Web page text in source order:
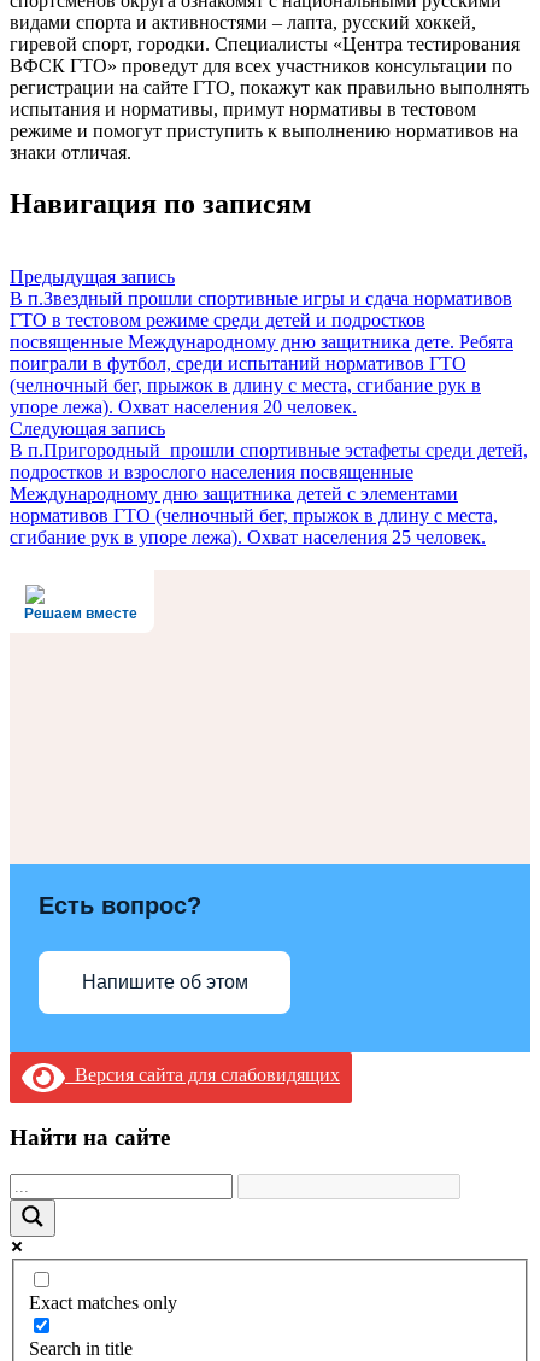
видами спорта и активностями – лапта, русский хоккей,
гиревой спорт, городки. Специалисты «Центра тестирования
ВФСК ГТО» проведут для всех участников консультации по
регистрации на сайте ГТО, покажут как правильно выполнять
испытания и нормативы, примут нормативы в тестовом
режиме и помогут приступить к выполнению нормативов на
знаки отличая.
Навигация по записям
Предыдущая запись
В п.Звездный прошли спортивные игры и сдача нормативов
ГТО в тестовом режиме среди детей и подростков
посвященные Международному дню защитника дете. Ребята
поиграли в футбол, среди испытаний нормативов ГТО
(челночный бег, прыжок в длину с места, сгибание рук в
упоре лежа). Охват населения 20 человек.
Следующая запись
В п.Пригородный прошли спортивные эстафеты среди детей,
подростков и взрослого населения посвященные
Международному дню защитника детей с элементами
нормативов ГТО (челночный бег, прыжок в длину с места,
сгибание рук в упоре лежа). Охват населения 25 человек.
Решаем вместе
Есть вопрос?
Напишите об этом
Версия сайта для слабовидящих
Найти на сайте
Exact matches only
Search in title